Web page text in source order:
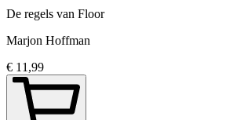
De regels van Floor
Marjon Hoffman
€ 11,99